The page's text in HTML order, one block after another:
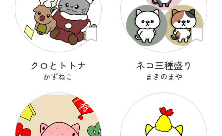
クロとトトナ
かずねこ
ネコ三種盛り
まきのまや